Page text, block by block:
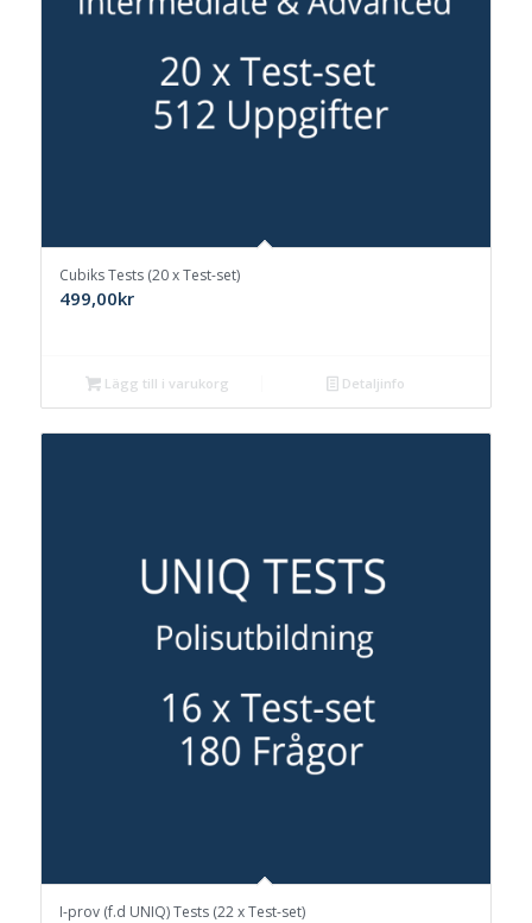
Cubiks Tests (20 x Test-set)
499,00kr
Lägg till i varukorg Detaljinfo
I-prov (f.d UNIQ) Tests (22 x Test-set)